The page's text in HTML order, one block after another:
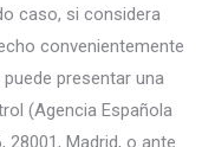
caso, si considera
convenientemente
presentar una
(Agencia Española
Madrid, o ante